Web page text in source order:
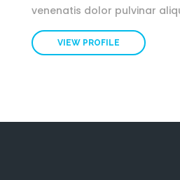
venenatis dolor pulvinar
VIEW PROFILE